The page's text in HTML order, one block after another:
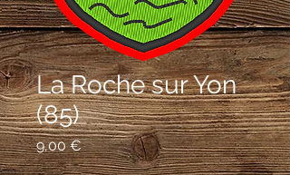
La Roche sur Yon
(85)
9,00 €Prix